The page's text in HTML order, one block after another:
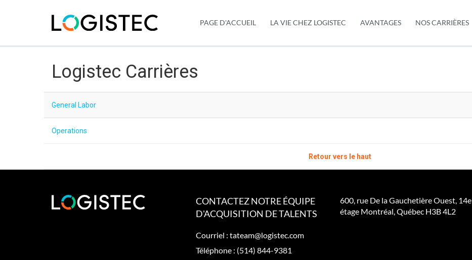
PAGE D'ACCUEIL LA VIE CHEZ LOGISTEC AVANTAGES NOS CARRIÈRES
Logistec Carrières
General Labor
Operations
Retour vers le haut
CONTACTEZ NOTRE ÉQUIPE
D'ACQUISITION DE TALENTS
Courriel : tateam@logistec.com
Téléphone : (514) 844-9381
600, rue De la Gauchetière Ouest, 14e
étage Montréal, Québec H3B 4L2